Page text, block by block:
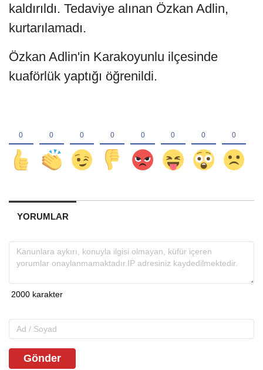
kaldırıldı. Tedaviye alınan Özkan Adlin,
kurtarılamadı.
Özkan Adlin'in Karakoyunlu ilçesinde
kuaförlük yaptığı öğrenildi.
YORUMLAR
Gönder